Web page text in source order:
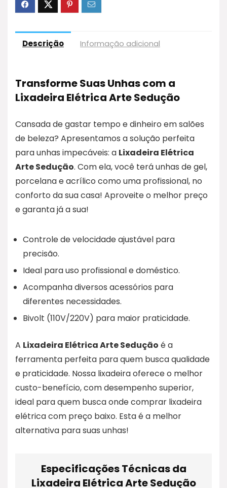
Descrição Informação adicional
Transforme Suas Unhas com a
Lixadeira Elétrica Arte Sedução
Cansada de gastar tempo e dinheiro em salões
de beleza? Apresentamos a solução perfeita
para unhas impecáveis: a Lixadeira Elétrica
Arte Sedução. Com ela, você terá unhas de gel,
porcelana e acrílico como uma profissional, no
conforto da sua casa! Aproveite o melhor preço
e garanta já a sua!
Controle de velocidade ajustável para
precisão.
Ideal para uso profissional e doméstico.
Acompanha diversos acessórios para
diferentes necessidades.
Bivolt (110V/220V) para maior praticidade.
A Lixadeira Elétrica Arte Sedução é a
ferramenta perfeita para quem busca qualidade
e praticidade. Nossa lixadeira oferece o melhor
custo-benefício, com desempenho superior,
ideal para quem busca onde comprar lixadeira
elétrica com preço baixo. Esta é a melhor
alternativa para suas unhas!
Especificações Técnicas da
Lixadeira Elétrica Arte Sedução